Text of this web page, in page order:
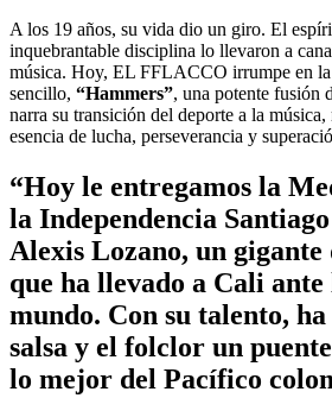
A los 19 años, su vida dio un giro. El
inquebrantable disciplina lo llevaron a
música. Hoy, EL FFLACCO irrumpe en la
sencillo, “Hammers”, una potente fusión
narra su transición del deporte a la
esencia de lucha, perseverancia y
“Hoy le entregamos la
la Independencia
Alexis Lozano, un gigante
que ha llevado a Cali ante
mundo. Con su talento, ha
salsa y el folclor un
lo mejor del Pacífico